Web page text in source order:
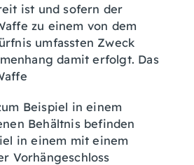
ist und sofern der
zu einem von dem
umfassten Zweck
damit erfolgt. Das
Beispiel in einem
Behältnis befinden
in einem mit einem
Vorhängeschloss